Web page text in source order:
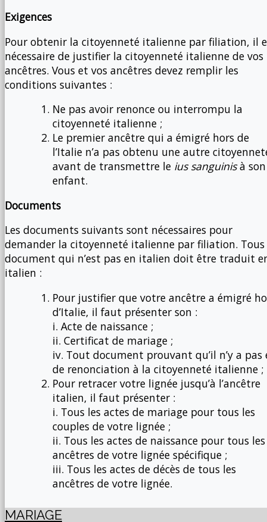
Exigences
Pour obtenir la citoyenneté italienne par filiation, il
nécessaire de justifier la citoyenneté italienne de vos
ancêtres. Vous et vos ancêtres devez remplir les
conditions suivantes :
Ne pas avoir renonce ou interrompu la
citoyenneté italienne ;
Le premier ancêtre qui a émigré hors de
l’Italie n’a pas obtenu une autre
avant de transmettre le ius sanguinisà son
enfant.
Documents
Les documents suivants sont nécessaires pour
demander la citoyenneté italienne par filiation. Tous
document qui n’est pas en italien doit être traduit
italien :
Pour justifier que votre ancêtre a émigré
d’Italie, il faut présenter son :
i. Acte de naissance ;
ii. Certificat de mariage ;
iv. Tout document prouvant qu’il n’y a pas
de renonciation à la citoyenneté italienne ;
Pour retracer votre lignée jusqu’à l’ancêtre
italien, il faut présenter :
i. Tous les actes de mariage pour tous les
couples de votre lignée ;
ii. Tous les actes de naissance pour tous les
ancêtres de votre lignée spécifique ;
iii. Tous les actes de décès de tous les
ancêtres de votre lignée.
MARIAGE